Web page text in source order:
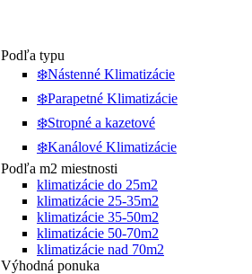
Podľa typu
❄️Nástenné Klimatizácie
❄️Parapetné Klimatizácie
❄️Stropné a kazetové
❄️Kanálové Klimatizácie
Podľa m2 miestnosti
klimatizácie do 25m2
klimatizácie 25-35m2
klimatizácie 35-50m2
klimatizácie 50-70m2
klimatizácie nad 70m2
Výhodná ponuka